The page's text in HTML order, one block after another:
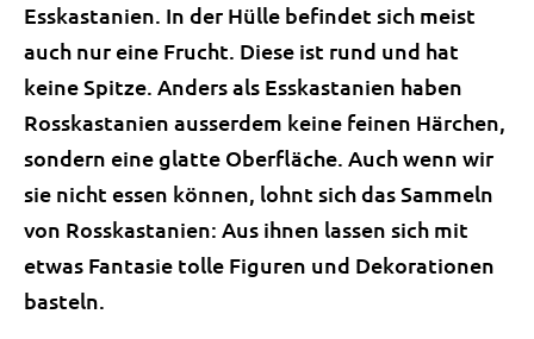
Esskastanien. In der Hülle befindet sich meist
auch nur eine Frucht. Diese ist rund und hat
keine Spitze. Anders als Esskastanien haben
Rosskastanien ausserdem keine feinen Härchen,
sondern eine glatte Oberfläche. Auch wenn wir
sie nicht essen können, lohnt sich das Sammeln
von Rosskastanien: Aus ihnen lassen sich mit
etwas Fantasie tolle Figuren und Dekorationen
basteln.